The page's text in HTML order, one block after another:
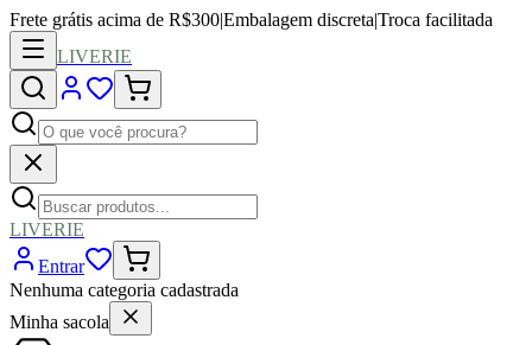
Frete grátis acima de R$300|Embalagem discreta|Troca facilitada
LIVERIE
LIVERIE
Entrar
Nenhuma categoria cadastrada
Minha sacola